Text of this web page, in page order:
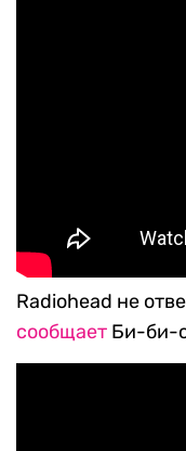
Radiohead не
сообщает Би-би-